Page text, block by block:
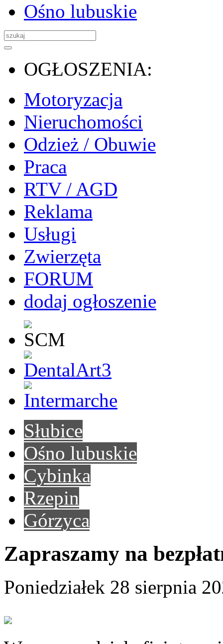
Ośno lubuskie
OGŁOSZENIA:
Motoryzacja
Nieruchomości
Odzież / Obuwie
Praca
RTV / AGD
Reklama
Usługi
Zwierzęta
FORUM
dodaj ogłoszenie
Słubice
Ośno lubuskie
Cybinka
Rzepin
Górzyca
Zapraszamy na
Poniedziałek 28 sierpnia